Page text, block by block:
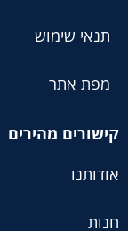
תנאי שימוש
מפת אתר
קישורים מהירים
אודותנו
חנות